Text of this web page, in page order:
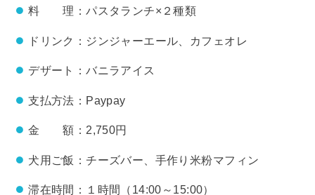
料 理：パスタランチ×２種類
ドリンク：ジンジャーエール、カフェオレ
デザート：バニラアイス
支払方法：Paypay
金 額：2,750円
犬用ご飯：チーズバー、手作り米粉マフィン
滞在時間：１時間（14:00～15:00）